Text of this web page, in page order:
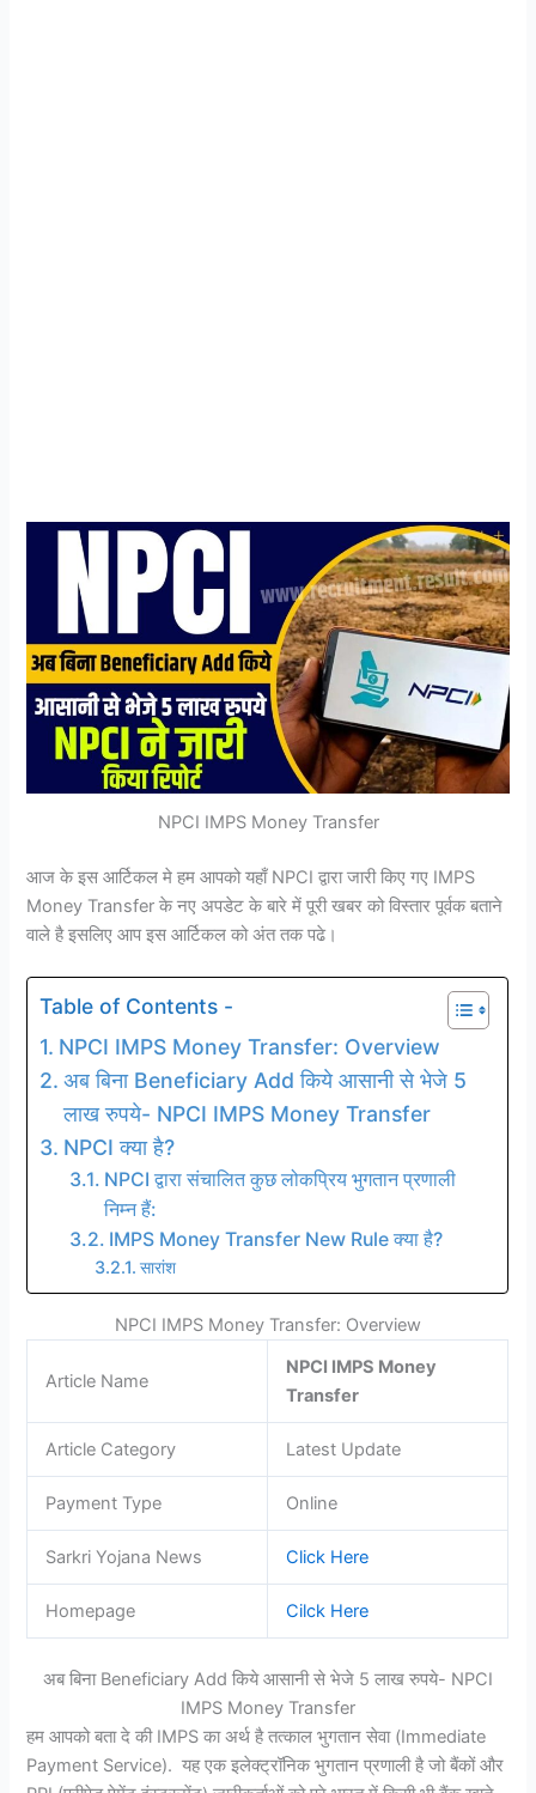
NPCI IMPS Money Transfer
आज के इस आर्टिकल मे हम आपको यहाँ NPCI द्वारा जारी किए गए IMPS
Money Transfer के नए अपडेट के बारे में पूरी खबर को विस्तार पूर्वक बताने
वाले है इसलिए आप इस आर्टिकल को अंत तक पढे।
Table of Contents -
NPCI IMPS Money Transfer: Overview
अब बिना Beneficiary Add किये आसानी से भेजे 5
लाख रुपये- NPCI IMPS Money Transfer
NPCI क्या है?
NPCI द्वारा संचालित कुछ लोकप्रिय भुगतान प्रणाली
निम्न हैं:
IMPS Money Transfer New Rule क्या है?
सारांश
NPCI IMPS Money Transfer: Overview
Article Name
NPCI IMPS Money
Transfer
Article Category Latest Update
Payment Type Online
Sarkri Yojana News Click Here
Homepage Cilck Here
अब बिना Beneficiary Add किये आसानी से भेजे 5 लाख रुपये- NPCI
IMPS Money Transfer
हम आपको बता दे की IMPS का अर्थ है तत्काल भुगतान सेवा (Immediate
Payment Service). यह एक इलेक्ट्रॉनिक भुगतान प्रणाली है जो बैंकों और